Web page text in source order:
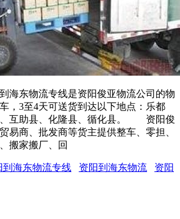
东物流专线是资阳俊亚物流公司的物
，3至4天可送货到达以下地点：乐都
、互助县、化隆县、循化县。 资阳俊
易商、批发商等货主提供整车、零担、
搬家搬厂、回
到海东物流专线 资阳到海东物流
资阳